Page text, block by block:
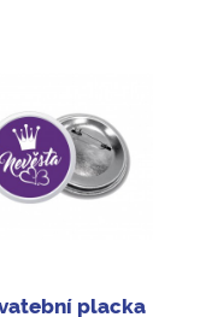
placka